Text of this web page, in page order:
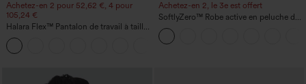
Achetez-en 2 pour 52,62 €, 4 pour
105,24 €
Halara Flex™ Pantalon de travail à taille
haute, jambe large, avec poches, en
maille gaufrée
Achetez-en 2, le 3e est offert
SoftlyZero™ Robe active en peluche dos
nu — Édition Hyper Facile